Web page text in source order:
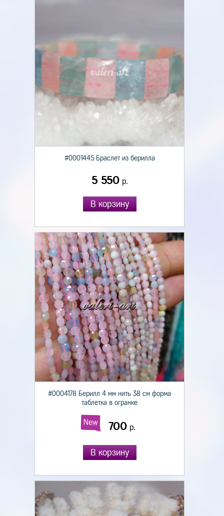
#0001445 Браслет из берилла
5 550р.
В корзину
#0004178 Берилл 4 мм нить 38 см форма
таблетка в огранке
New 700 р.
В корзину